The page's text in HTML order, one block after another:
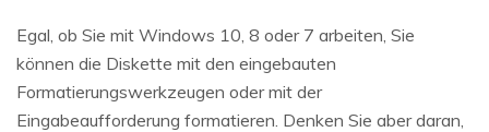
Egal, ob Sie mit Windows 10, 8 oder 7 arbeiten, Sie
können die Diskette mit den eingebauten
Formatierungswerkzeugen oder mit der
Eingabeaufforderung formatieren. Denken Sie aber daran,